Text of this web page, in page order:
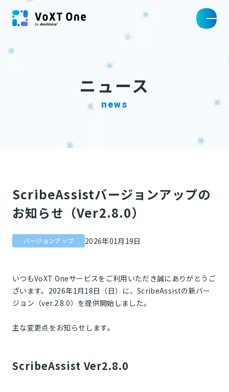
ニュース
news
ScribeAssistバージョンアップの
お知らせ（Ver2.8.0）
バージョンアップ 2026年01月19日
いつもVoXT Oneサービスをご利用いただき誠にありがとうご
ざいます。2026年1月18日（日）に、ScribeAssistの新バー
ジョン（ver.2.8.0）を提供開始しました。
主な変更点をお知らせします。
ScribeAssist Ver2.8.0